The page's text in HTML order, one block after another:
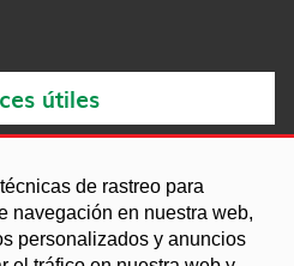
de rastreo para
navegación en nuestra web,
personalizados y anuncios
útiles